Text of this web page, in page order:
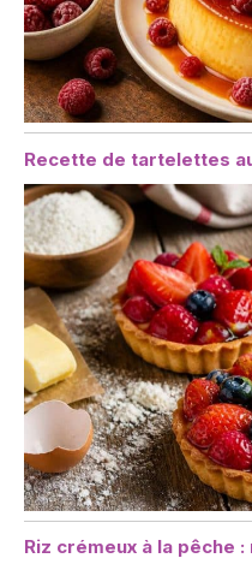
Recette de tartelettes
Riz crémeux à la pêche